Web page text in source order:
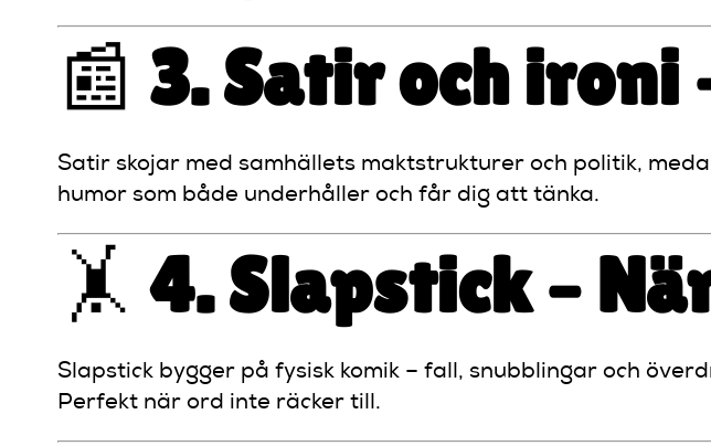
📰 3. Satir och ironi
Satir skojar med samhällets maktstrukturer och politik,
humor som både underhåller och får dig att tänka.
🤸 4. Slapstick –
Slapstick bygger på fysisk komik – fall, snubblingar och
Perfekt när ord inte räcker till.